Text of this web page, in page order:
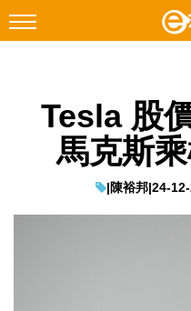
Facebook Instagram
科技焦點
遊戲動漫
Tesla 股
馬克斯
|陳裕邦|24-